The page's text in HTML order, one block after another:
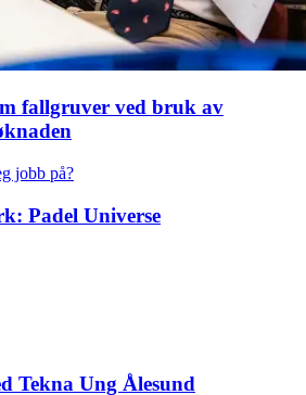
fallgruver ved bruk av
jobb på?
Padel Universe
Tekna Ung Ålesund